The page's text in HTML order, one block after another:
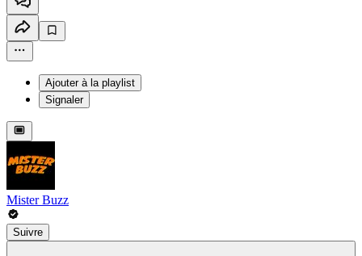
Ajouter à la playlist
Signaler
Mister Buzz
Suivre